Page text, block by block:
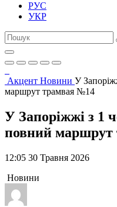
РУС
УКР
Акцент Новини У
маршрут трамвая №14
У Запоріжжі з 1
повний
12:05 30 Травня 2026
Новини